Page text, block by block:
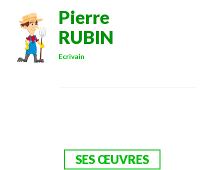
Pierre
RUBIN
Ecrivain
SES ŒUVRES